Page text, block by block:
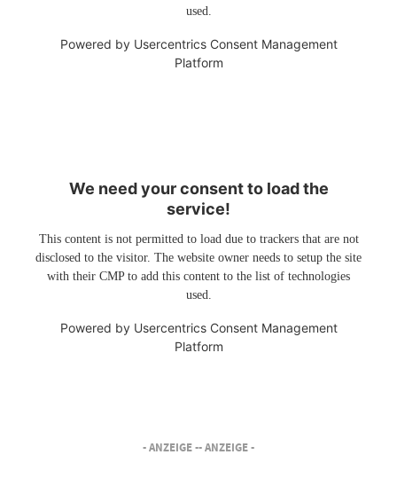
used.
Powered by Usercentrics Consent Management
Platform
We need your consent to load the
service!
This content is not permitted to load due to trackers that are not
disclosed to the visitor. The website owner needs to setup the site
with their CMP to add this content to the list of technologies
used.
Powered by Usercentrics Consent Management
Platform
- ANZEIGE -- ANZEIGE -